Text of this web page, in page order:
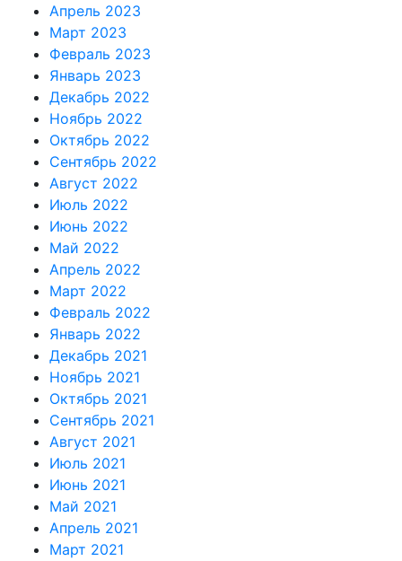
Апрель 2023
Март 2023
Февраль 2023
Январь 2023
Декабрь 2022
Ноябрь 2022
Октябрь 2022
Сентябрь 2022
Август 2022
Июль 2022
Июнь 2022
Май 2022
Апрель 2022
Март 2022
Февраль 2022
Январь 2022
Декабрь 2021
Ноябрь 2021
Октябрь 2021
Сентябрь 2021
Август 2021
Июль 2021
Июнь 2021
Май 2021
Апрель 2021
Март 2021